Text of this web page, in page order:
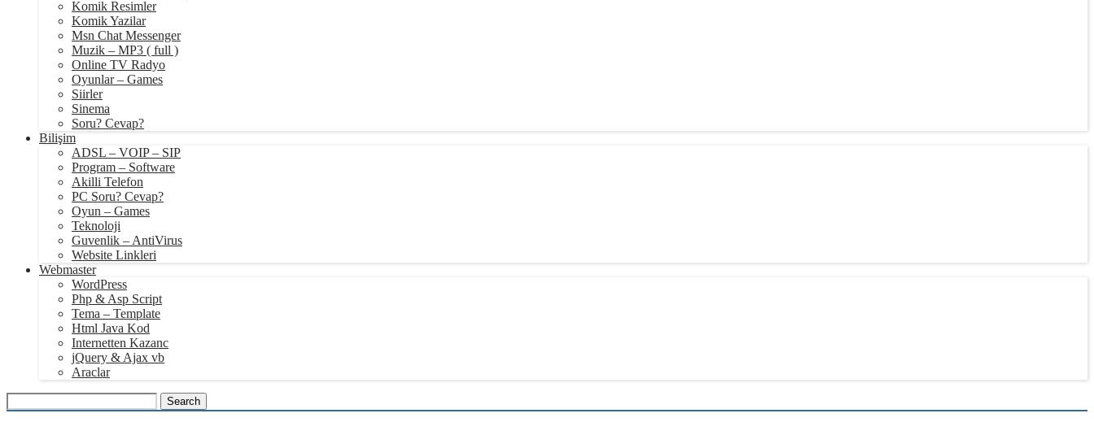
Komik Resimler
Komik Yazilar
Msn Chat Messenger
Muzik – MP3 ( full )
Online TV Radyo
Oyunlar – Games
Siirler
Sinema
Soru? Cevap?
Bilişim
ADSL – VOIP – SIP
Program – Software
Akilli Telefon
PC Soru? Cevap?
Oyun – Games
Teknoloji
Guvenlik – AntiVirus
Website Linkleri
Webmaster
WordPress
Php & Asp Script
Tema – Template
Html Java Kod
Internetten Kazanc
jQuery & Ajax vb
Araclar